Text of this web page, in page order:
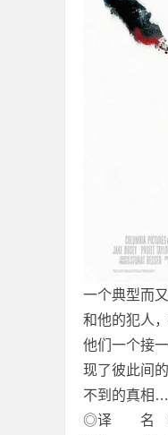
一个典型而
和他的犯人
他们一个接
现了彼此间
不到的真相
◎译 名 致